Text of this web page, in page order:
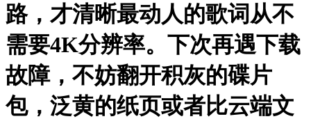
路，才清晰最动人的歌词从不
需要4K分辨率。下次再遇下载
故障，不妨翻开积灰的碟片
包，泛黄的纸页或者比云端文